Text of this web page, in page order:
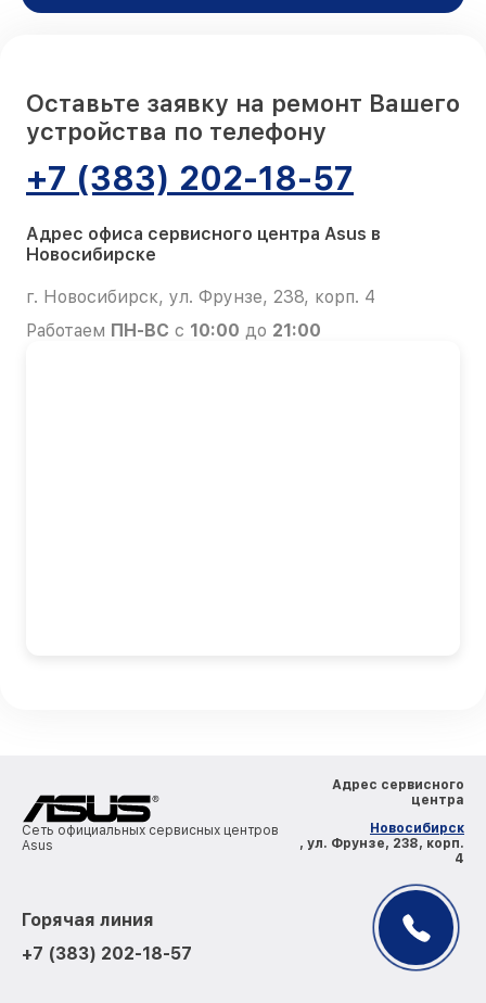
Оставьте заявку на ремонт Вашего
устройства по телефону
+7 (383) 202-18-57
Адрес офиса сервисного центра Asus в
Новосибирске
г. Новосибирск, ул. Фрунзе, 238, корп. 4
Работаем ПН-ВС с 10:00 до 21:00
Сеть официальных сервисных центров
Asus
Адрес сервисного
центра
Новосибирск
, ул. Фрунзе, 238, корп.
4
Горячая линия
+7 (383) 202-18-57